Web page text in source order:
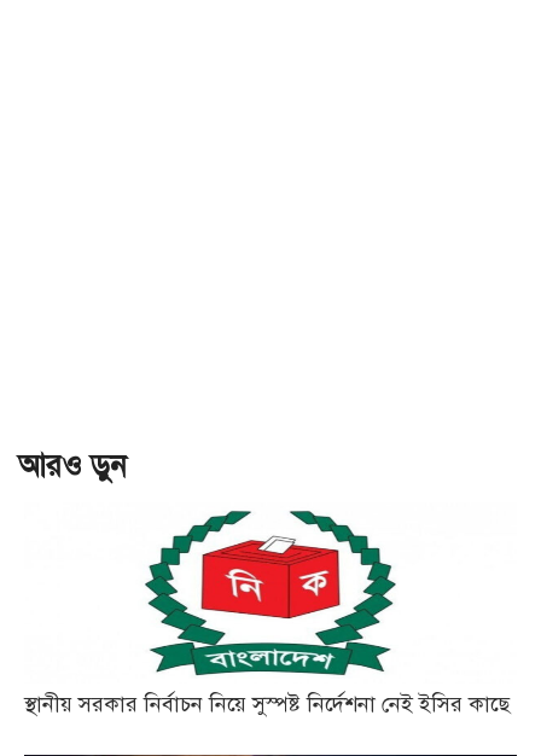
আরও ড়ুন
স্থানীয় সরকার নির্বাচন নিয়ে সুস্পষ্ট নির্দেশনা নেই ইসির কাছে